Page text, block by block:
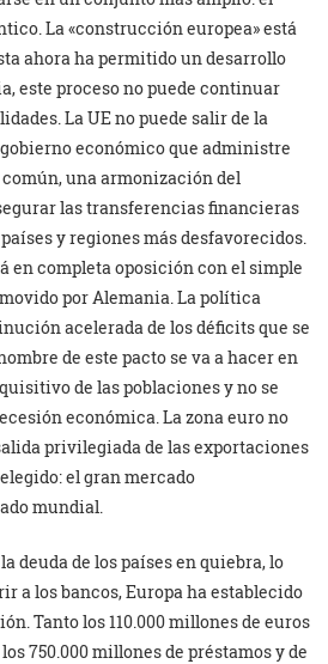
La «construcción europea» está
ahora ha permitido un desarrollo
este proceso no puede continuar
La UE no puede salir de la
económico que administre
una armonización del
las transferencias financieras
y regiones más desfavorecidos.
en completa oposición con el simple
por Alemania. La política
acelerada de los déficits que se
de este pacto se va a hacer en
de las poblaciones y no se
económica. La zona euro no
privilegiada de las exportaciones
el gran mercado
mundial.
deuda de los países en quiebra, lo
a los bancos, Europa ha establecido
Tanto los 110.000 millones de euros
750.000 millones de préstamos y de